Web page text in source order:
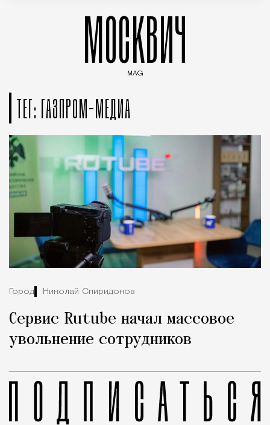
МОСКВИЧ
MAG
ТЕГ: ГАЗПРОМ-МЕДИА
Город Николай Спиридонов
Сервис Rutube начал массовое
увольнение сотрудников